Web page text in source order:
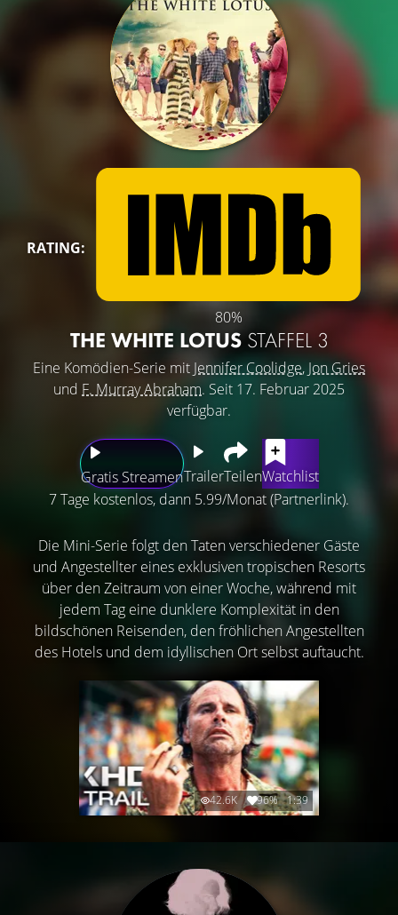
RATING:
80%
THE WHITE LOTUS STAFFEL 3
Eine Komödien-Serie mit Jennifer Coolidge, Jon Gries
und F. Murray Abraham. Seit 17. Februar 2025
verfügbar.
Gratis StreamenTrailerTeilenWatchlist
7 Tage kostenlos, dann 5.99/Monat (Partnerlink).
Die Mini-Serie folgt den Taten verschiedener Gäste
und Angestellter eines exklusiven tropischen Resorts
über den Zeitraum von einer Woche, während mit
jedem Tag eine dunklere Komplexität in den
bildschönen Reisenden, den fröhlichen Angestellten
des Hotels und dem idyllischen Ort selbst auftaucht.
42.6K 96% 1:39